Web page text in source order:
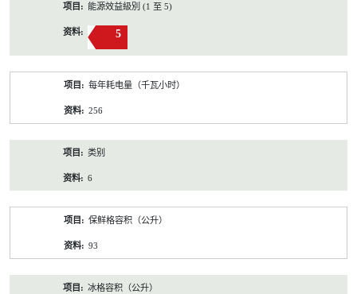
能源效益級別 (1 至 5)
5
每年耗电量（千瓦小时）
256
类别
6
保鲜格容积（公升）
93
冰格容积（公升）